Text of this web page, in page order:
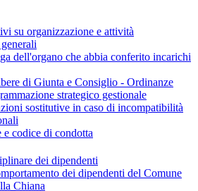
su organizzazione e attività
dell'organo che abbia conferito incarichi
di Giunta e Consiglio - Ordinanze
strategico gestionale
sostitutive in caso di incompatibilità
codice di condotta
dei dipendenti
dei dipendenti del Comune
Chiana